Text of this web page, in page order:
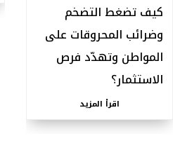
كيف تضغط التضخم
وضرائب المحروقات على
المواطن وتهدّد فرص
الاستثمار؟
اقرأ المزيد